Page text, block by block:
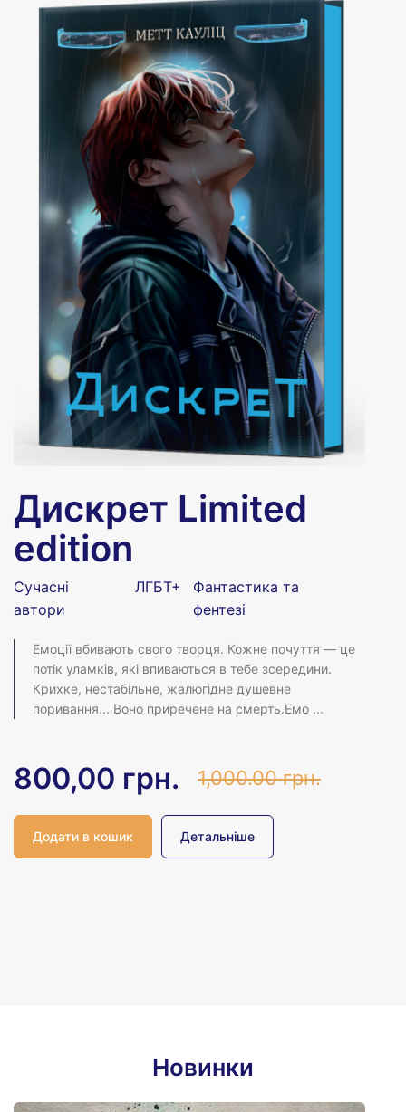
Дискрет Limited
edition
Сучасні
автори
ЛГБТ+
Фантастика та
фентезі
Емоції вбивають свого творця. Кожне почуття — це
потік уламків, які впиваються в тебе зсередини.
Крихке, нестабільне, жалюгідне душевне
поривання... Воно приречене на смерть.Емо ...
800,00 грн. 1,000.00 грн.
Детальніше
Новинки